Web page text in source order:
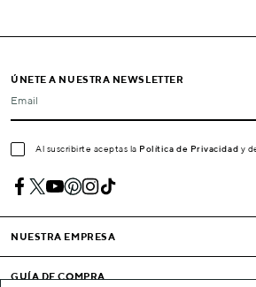
ÚNETE A NUESTRA NEWSLETTER
Email
Al suscribirte aceptas la Política de Privacidad y
NUESTRA EMPRESA
GUÍA DE COMPRA